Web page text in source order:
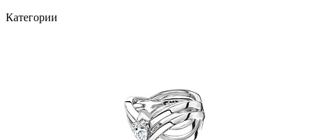
Категории